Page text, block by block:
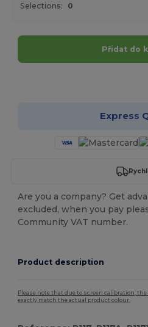
Selections: 0
Přidat do
Express
Are you a company? Get
excluded, when you pay
Community VAT number.
Product description
Please note that due to screen calibration,
exactly match the actual product colour.